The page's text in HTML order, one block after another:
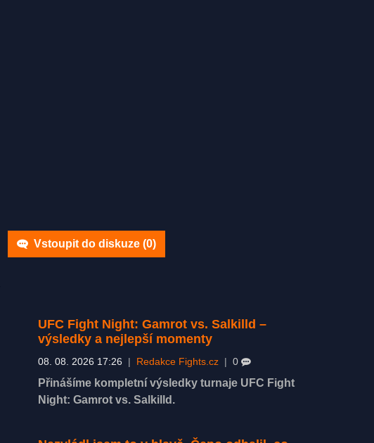
Vstoupit do diskuze (0)
UFC Fight Night: Gamrot vs. Salkilld –
výsledky a nejlepší momenty
08. 08. 2026 17:26 | Redakce Fights.cz | 0
Přinášíme kompletní výsledky turnaje UFC Fight
Night: Gamrot vs. Salkilld.